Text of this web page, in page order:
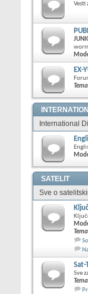
Vesti
EX-
International
SATELIT
Sve o
Sat-
Sve